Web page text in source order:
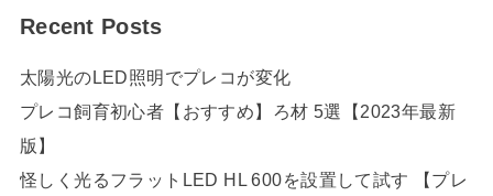
Recent Posts
太陽光のLED照明でプレコが変化
プレコ飼育初心者【おすすめ】ろ材 5選【2023年最新
版】
怪しく光るフラットLED HL 600を設置して試す 【プレ